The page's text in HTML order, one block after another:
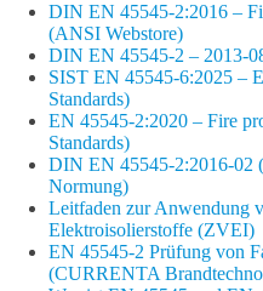
DIN EN 45545-2:2016 –
(ANSI Webstore)
DIN EN 45545-2 – 2013-
SIST EN 45545-6:2025 –
Standards)
EN 45545-2:2020 – Fire
Standards)
DIN EN 45545-2:2016-02
Normung)
Leitfaden zur Anwendung
Elektroisolierstoffe (ZVEI)
EN 45545-2 Prüfung von
(CURRENTA